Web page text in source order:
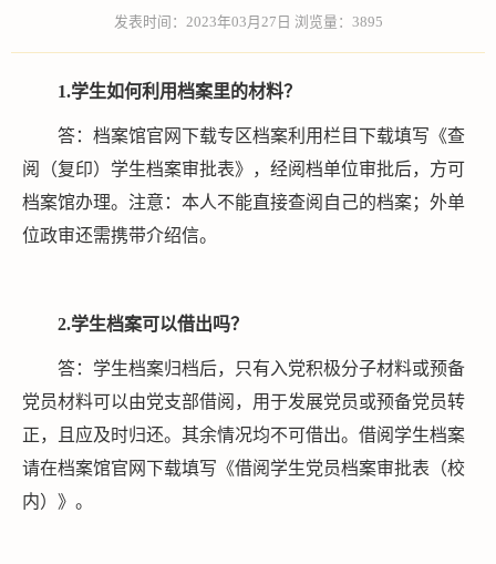
发表时间：2023年03月27日 浏览量： 3895
1.学生如何利用档案里的材料？
答：档案馆官网下载专区档案利用栏目下载填写《查
阅（复印）学生档案审批表》，经阅档单位审批后，方可
档案馆办理。注意：本人不能直接查阅自己的档案；外单
位政审还需携带介绍信。
2.学生档案可以借出吗？
答：学生档案归档后，只有入党积极分子材料或预备
党员材料可以由党支部借阅，用于发展党员或预备党员转
正，且应及时归还。其余情况均不可借出。借阅学生档案
请在档案馆官网下载填写《借阅学生党员档案审批表（校
内）》。